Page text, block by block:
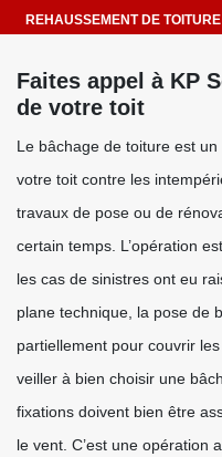
REHAUSSEMENT DE
Faites appel à KP
de votre toit
Le bâchage de toiture est
votre toit contre les
travaux de pose ou de
certain temps. L’opération
les cas de sinistres ont eu
plane technique, la pose de
partiellement pour couvrir
veiller à bien choisir une
fixations doivent bien être
le vent. C’est une opération